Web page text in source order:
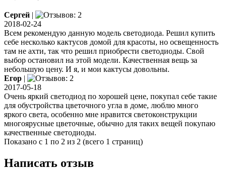
Сергей |
2018-02-24
Всем рекомендую данную модель светодиода. Решил купить
себе несколько кактусов домой для красоты, но освещенность
там не ахти, так что решил приобрести светодиоды. Свой
выбор остановил на этой модели. Качественная вещь за
небольшую цену. И я, и мои кактусы довольны.
Егор |
2017-05-18
Очень яркий светодиод по хорошей цене, покупал себе такие
для обустройства цветочного угла в доме, люблю много
яркого света, особенно мне нравится светоконструкции
многоярусные цветочные, обычно для таких вещей покупаю
качественные светодиоды.
Показано с 1 по 2 из 2 (всего 1 страниц)
Написать отзыв